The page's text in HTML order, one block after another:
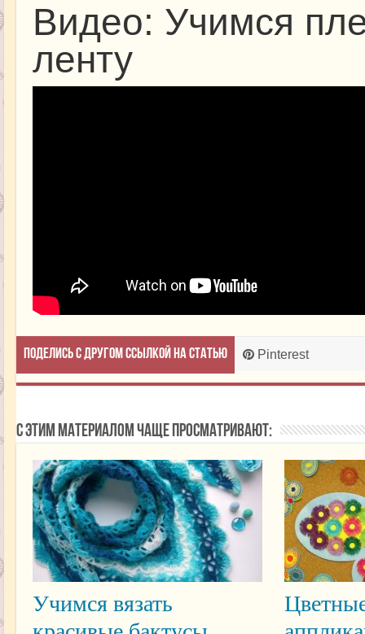
Видео: Учимся
ленту
Поделись с другом ссылкой на статью Pinterest
С этим материалом чаще просматривают:
Учимся вязать